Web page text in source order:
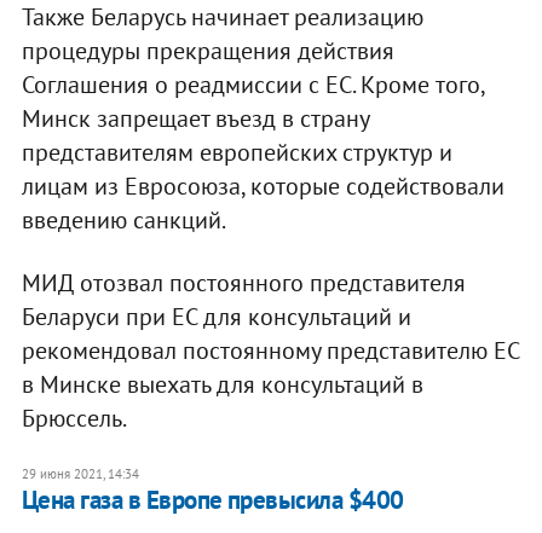
Также Беларусь начинает реализацию
процедуры прекращения действия
Соглашения о реадмиссии с ЕС. Кроме того,
Минск запрещает въезд в страну
представителям европейских структур и
лицам из Евросоюза, которые содействовали
введению санкций.
МИД отозвал постоянного представителя
Беларуси при ЕС для консультаций и
рекомендовал постоянному представителю ЕС
в Минске выехать для консультаций в
Брюссель.
29 июня 2021, 14:34
Цена газа в Европе превысила $400